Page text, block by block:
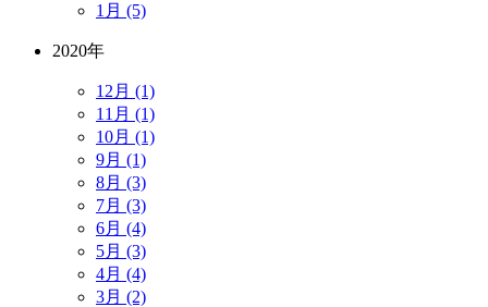
1月 (5)
2020年
12月 (1)
11月 (1)
10月 (1)
9月 (1)
8月 (3)
7月 (3)
6月 (4)
5月 (3)
4月 (4)
3月 (2)